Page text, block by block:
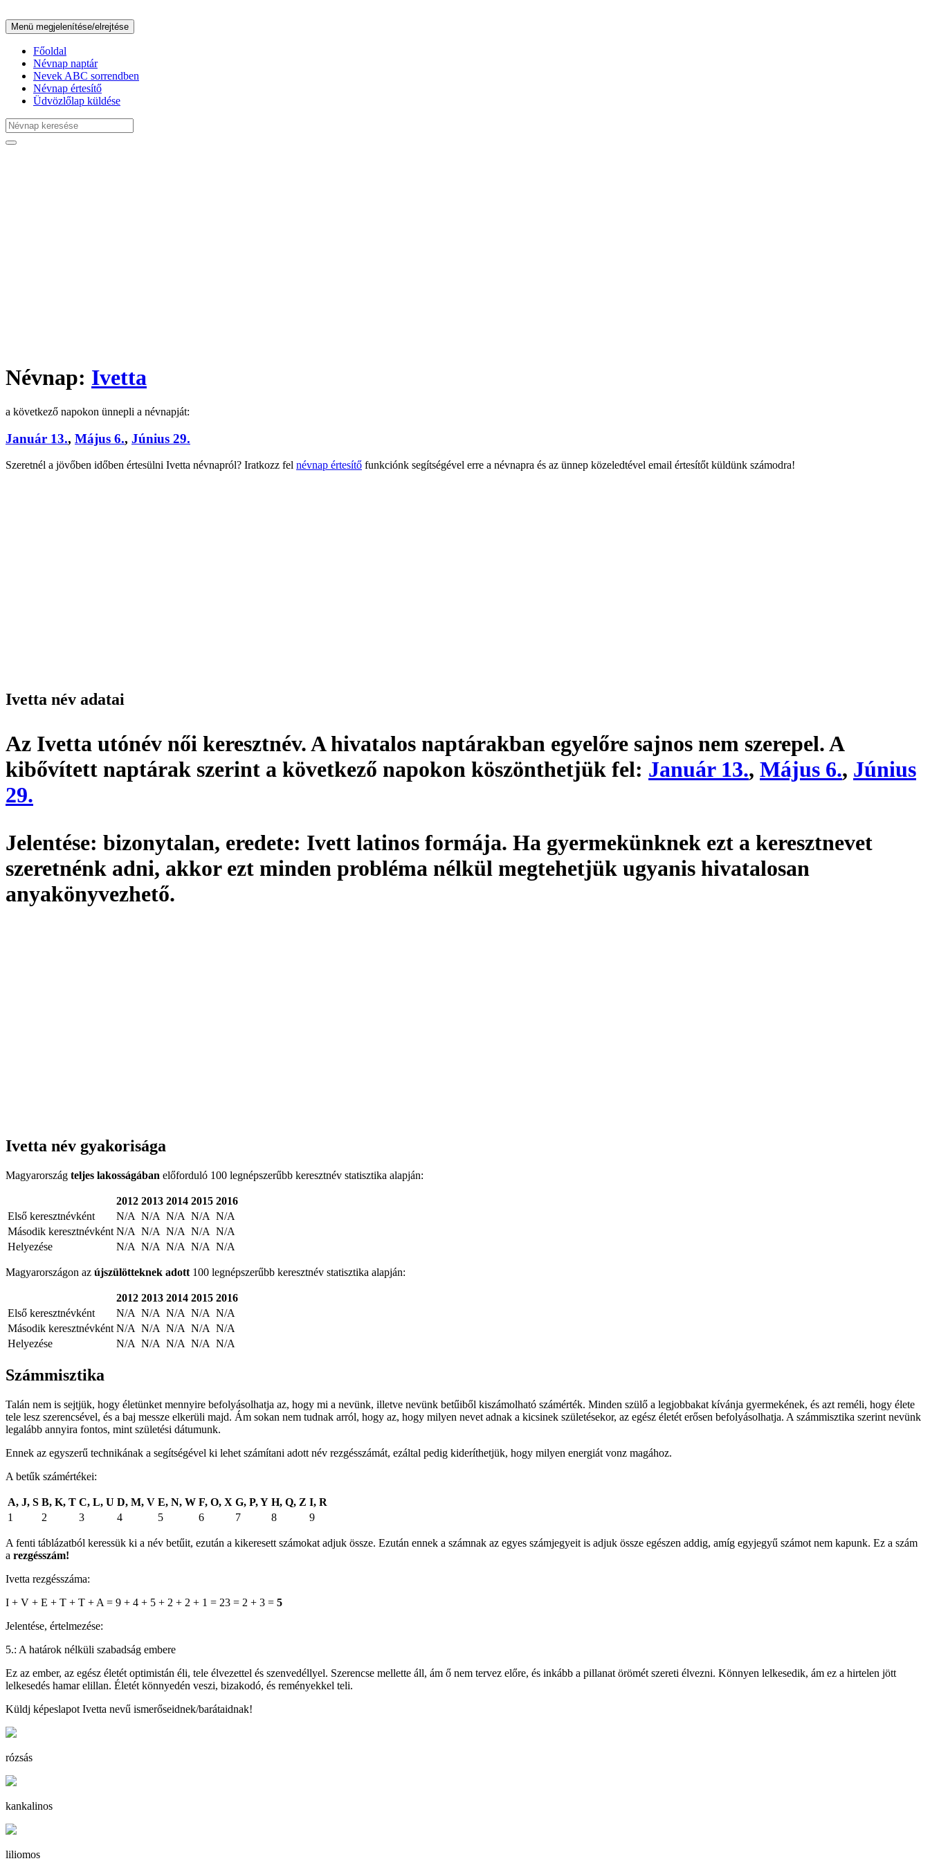
Menü megjelenítése/elrejtése
Főoldal
Névnap naptár
Nevek ABC sorrendben
Névnap értesítő
Üdvözlőlap küldése
Névnap: Ivetta
a következő napokon ünnepli a névnapját:
Január 13., Május 6., Június 29.
Szeretnél a jövőben időben értesülni Ivetta névnapról? Iratkozz fel névnap értesítő funkciónk segítségével erre a névnapra és az ünnep közeledtével email értesítőt küldünk számodra!
Ivetta név adatai
Az Ivetta utónév női keresztnév. A hivatalos naptárakban egyelőre sajnos nem szerepel. A
kibővített naptárak szerint a következő napokon köszönthetjük fel: Január 13., Május 6., Június
29.
Jelentése: bizonytalan, eredete: Ivett latinos formája. Ha gyermekünknek ezt a keresztnevet
szeretnénk adni, akkor ezt minden probléma nélkül megtehetjük ugyanis hivatalosan
anyakönyvezhető.
Ivetta név gyakorisága
Magyarország teljes lakosságában előforduló 100 legnépszerűbb keresztnév statisztika alapján:
2012 2013 2014 2015 2016
Első keresztnévként
N/A N/A N/A N/A N/A
Második keresztnévként N/A N/A N/A N/A N/A
Helyezése
N/A N/A N/A N/A N/A
Magyarországon az újszülötteknek adott 100 legnépszerűbb keresztnév statisztika alapján:
2012 2013 2014 2015 2016
Első keresztnévként
N/A N/A N/A N/A N/A
Második keresztnévként N/A N/A N/A N/A N/A
Helyezése
N/A N/A N/A N/A N/A
Számmisztika
Talán nem is sejtjük, hogy életünket mennyire befolyásolhatja az, hogy mi a nevünk, illetve nevünk betűiből kiszámolható számérték. Minden szülő a legjobbakat kívánja gyermekének, és azt reméli, hogy élete
tele lesz szerencsével, és a baj messze elkerüli majd. Ám sokan nem tudnak arról, hogy az, hogy milyen nevet adnak a kicsinek születésekor, az egész életét erősen befolyásolhatja. A számmisztika szerint nevünk
legalább annyira fontos, mint születési dátumunk.
Ennek az egyszerű technikának a segítségével ki lehet számítani adott név rezgésszámát, ezáltal pedig kideríthetjük, hogy milyen energiát vonz magához.
A betűk számértékei:
A, J, S B, K, T C, L, U D, M, V E, N, W F, O, X G, P, Y H, Q, Z I, R
1
2 3 4 5 6 7 8 9
A fenti táblázatból keressük ki a név betűit, ezután a kikeresett számokat adjuk össze. Ezután ennek a számnak az egyes számjegyeit is adjuk össze egészen addig, amíg egyjegyű számot nem kapunk. Ez a szám
a rezgésszám!
Ivetta rezgésszáma:
I + V + E + T + T + A = 9 + 4 + 5 + 2 + 2 + 1 = 23 = 2 + 3 = 5
Jelentése, értelmezése:
5.: A határok nélküli szabadság embere
Ez az ember, az egész életét optimistán éli, tele élvezettel és szenvedéllyel. Szerencse mellette áll, ám ő nem tervez előre, és inkább a pillanat örömét szereti élvezni. Könnyen lelkesedik, ám ez a hirtelen jött
lelkesedés hamar elillan. Életét könnyedén veszi, bizakodó, és reményekkel teli.
Küldj képeslapot Ivetta nevű ismerőseidnek/barátaidnak!
rózsás
kankalinos
liliomos